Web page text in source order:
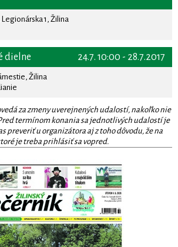
Legionárska 1, Žilina
24.7. 10:00 - 28.7.2017
dielne
Žilina
za zmeny uverejnených udalostí, nakoľko nie
termínom konania sa jednotlivých udalostí je
preveriť u organizátora aj z toho dôvodu, že na
je treba prihlásiť sa vopred.